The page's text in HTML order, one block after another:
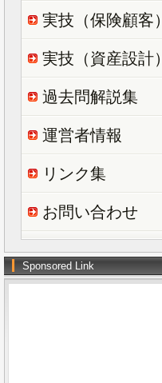
実技（保険顧客）
実技（資産設計）
過去問解説集
運営者情報
リンク集
お問い合わせ
Sponsored Link